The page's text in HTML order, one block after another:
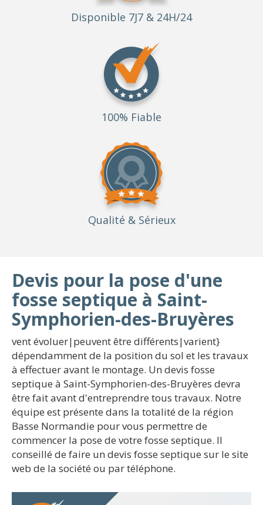
Disponible 7J7 & 24H/24
100% Fiable
Qualité & Sérieux
Devis pour la pose d'une
fosse septique à Saint-
Symphorien-des-Bruyères
vent évoluer|peuvent être différents|varient}
dépendamment de la position du sol et les travaux
à effectuer avant le montage. Un devis fosse
septique à Saint-Symphorien-des-Bruyères devra
être fait avant d'entreprendre tous travaux. Notre
équipe est présente dans la totalité de la région
Basse Normandie pour vous permettre de
commencer la pose de votre fosse septique. Il
conseillé de faire un devis fosse septique sur le site
web de la société ou par téléphone.